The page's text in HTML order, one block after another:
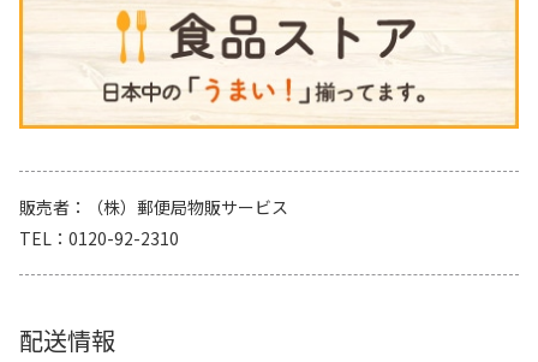
販売者
（株）郵便局物販サービス
TEL
0120-92-2310
配送情報